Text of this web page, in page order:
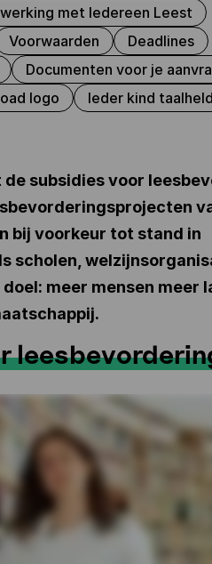
met Iedereen Leest
Voorwaarden
Deadlines
Documenten voor je
logo
Ieder kind
subsidies voor
bij voorkeur tot stand in
scholen,
meer mensen meer